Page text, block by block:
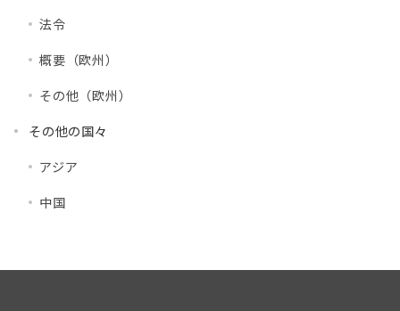
法令
概要（欧州）
その他（欧州）
その他の国々
アジア
中国